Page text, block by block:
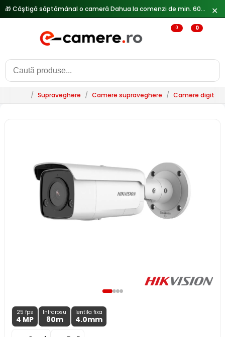
✕
0 0
/ Supraveghere / Camere supraveghere / Camere digitale
25 fps
4 MP
Infrarosu
80m
lentila fixa
4.0mm